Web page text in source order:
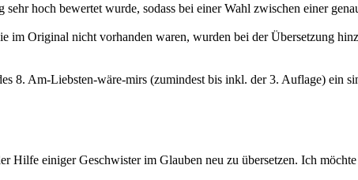
hoch bewertet wurde, sodass bei einer Wahl zwischen einer
Original nicht vorhanden waren, wurden bei der Übersetzung
8. Am-Liebsten-wäre-mirs (zumindest bis inkl. der 3. Auflage) ein
einiger Geschwister im Glauben neu zu übersetzen. Ich